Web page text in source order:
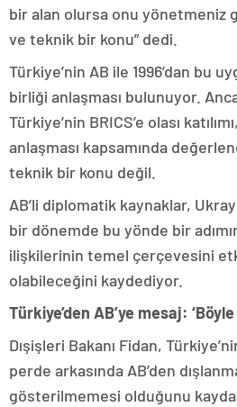
bir alan olursa onu yönetmeniz
ve teknik bir konu” dedi.
Türkiye’nin AB ile 1996’dan bu
birliği anlaşması bulunuyor.
Türkiye’nin BRICS’e olası
anlaşması kapsamında
teknik bir konu değil.
AB’li diplomatik kaynaklar,
bir dönemde bu yönde bir
ilişkilerinin temel çerçevesini
olabileceğini kaydediyor.
Türkiye’den AB’ye mesaj:
Dışişleri Bakanı Fidan,
perde arkasında AB’den
gösterilmemesi olduğunu